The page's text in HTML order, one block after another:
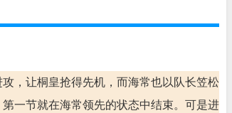
，让桐皇抢得先机，而海常也以队长笠松
一节就在海常领先的状态中结束。可是进